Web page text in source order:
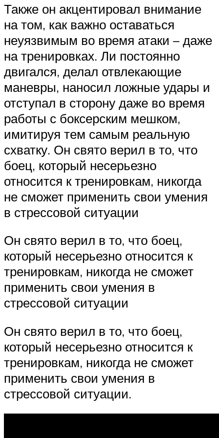
Также он акцентировал внимание
на том, как важно оставаться
неуязвимым во время атаки – даже
на тренировках. Ли постоянно
двигался, делал отвлекающие
маневры, наносил ложные удары и
отступал в сторону даже во время
работы с боксерским мешком,
имитируя тем самым реальную
схватку. Он свято верил в то, что
боец, который несерьезно
относится к тренировкам, никогда
не сможет применить свои умения
в стрессовой ситуации
Он свято верил в то, что боец,
который несерьезно относится к
тренировкам, никогда не сможет
применить свои умения в
стрессовой ситуации
Он свято верил в то, что боец,
который несерьезно относится к
тренировкам, никогда не сможет
применить свои умения в
стрессовой ситуации.